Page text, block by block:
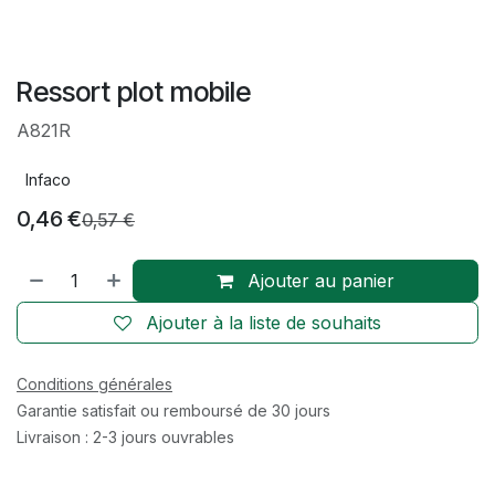
Ressort plot mobile
A821R
Infaco
0,46 €0,57€
Ajouter au panier
Ajouter à la liste de souhaits
Conditions générales
Garantie satisfait ou remboursé de 30 jours
Livraison : 2-3 jours ouvrables